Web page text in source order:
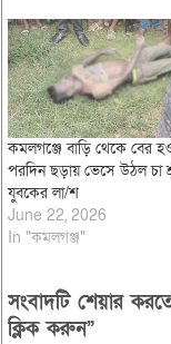
কমলগঞ্জে বাড়ি থেকে বের
পরদিন ছড়ায় ভেসে উঠল চা
যুবকের লা/শ
June 22, 2026
In "কমলগঞ্জ"
সংবাদটি শেয়ার
ক্লিক করুন”